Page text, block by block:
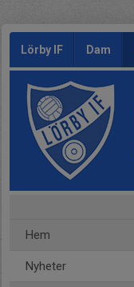
Lörby IF Dam
Hem
Nyheter